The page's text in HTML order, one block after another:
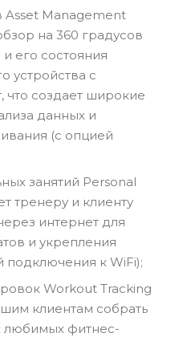
Asset Management
на 360 градусов
его состояния
устройства с
что создает широкие
данных и
(с опцией
занятий Personal
тренеру и клиенту
интернет для
и укрепления
к WiFi);
Workout Tracking
клиентам собрать
любимых фитнес-